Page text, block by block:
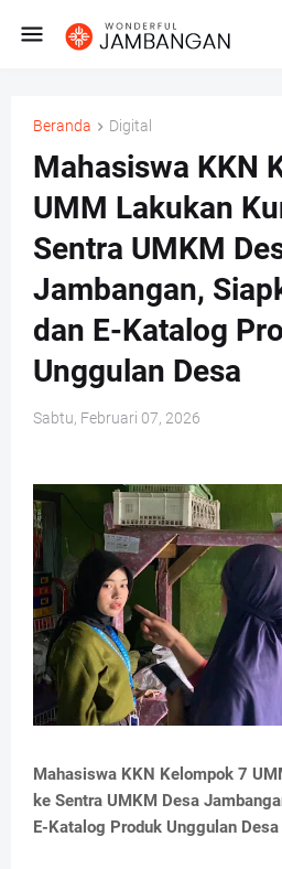
Beranda Digital
Mahasiswa KKN
UMM Lakukan
Sentra UMKM
Jambangan,
dan E-Katalog
Unggulan Desa
Sabtu, Februari 07, 2026
Mahasiswa KKN Kelompok 7
ke Sentra UMKM Desa
E-Katalog Produk Unggulan Desa